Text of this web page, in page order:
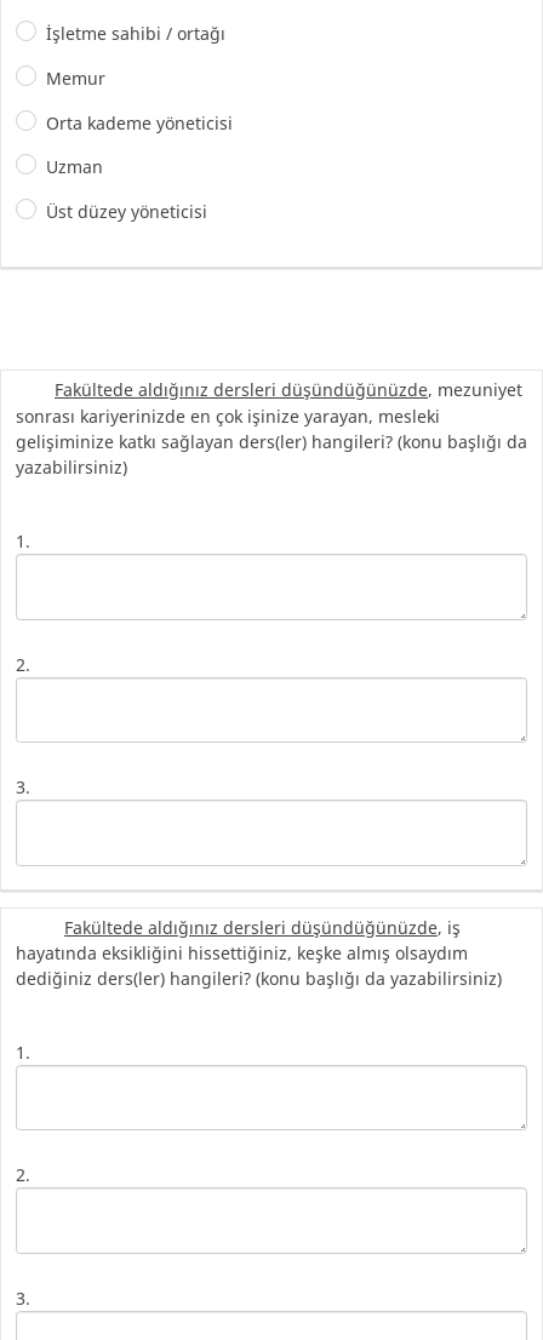
İşletme sahibi / ortağı
Memur
Orta kademe yöneticisi
Uzman
Üst düzey yöneticisi
Fakültede aldığınız dersleri düşündüğünüzde, mezuniyet
sonrası kariyerinizde en çok işinize yarayan, mesleki
gelişiminize katkı sağlayan ders(ler) hangileri? (konu başlığı da
yazabilirsiniz)
1.
2.
3.
Fakültede aldığınız dersleri düşündüğünüzde, iş
hayatında eksikliğini hissettiğiniz, keşke almış olsaydım
dediğiniz ders(ler) hangileri? (konu başlığı da yazabilirsiniz)
1.
2.
3.